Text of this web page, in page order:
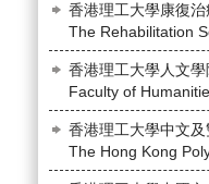
香港理工大學康復
The Rehabilitation
香港理工大學人文
Faculty of
香港理工大學中文
The Hong Kong